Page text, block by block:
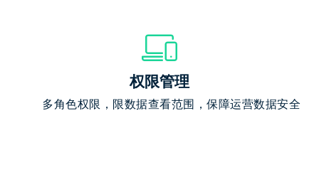
权限管理
支持多角色权限，限数据查看范围，保障运营数据安全